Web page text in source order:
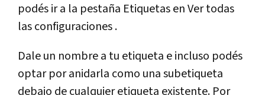
podés ir a la pestaña Etiquetas en Ver todas
las configuraciones .
Dale un nombre a tu etiqueta e incluso podés
optar por anidarla como una subetiqueta
debajo de cualquier etiqueta existente. Por